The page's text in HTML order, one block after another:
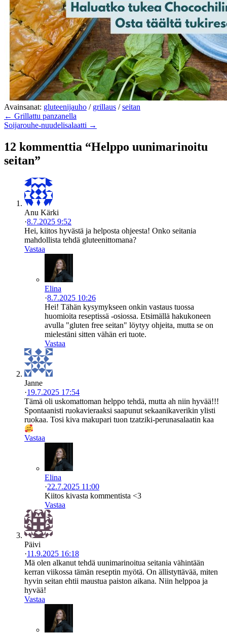
Avainsanat: gluteenijauho / grillaus /seitan
← Grillattu panzanella
Soijarouhe-nuudelisalaatti →
12 kommenttia “Helppo uunimarinoitu
seitan”
Anu Kärki
·8.7.2025 9:52
Hei, kiitos hyvästä ja helposta ohjeesta! Onko seitania
mahdollista tehdä gluteenittomana?
Vastaa
Elina
·8.7.2025 10:26
Hei! Tähän kysymykseen onkin vastaus tuossa
huomioita reseptissä -osiossa. Etsimällä hakukoneen
avulla "gluten free seitan" löytyy ohjeita, mutta se on
mielestäni sitten vähän eri tuote.
Vastaa
Janne
·19.7.2025 17:54
Tämä oli uskomattoman helppo tehdä, mutta ah niin hyvää!!!
Spontaanisti ruokavieraaksi saapunut sekaanikaverikin ylisti
ruokaa. Tosi kiva makupari tuon tzatziki-perunasalaatin kaa
Vastaa
Elina
·22.7.2025 11:00
Kiitos kivasta kommentista <3
Vastaa
Päivi
·11.9.2025 16:18
Mä olen alkanut tehdä uunimarinoitua seitania vähintään
kerran viikossa tämän reseptin myötä. On ällistyttävää, miten
hyvin seitan ehtii maustua paiston aikana. Niin helppoa ja
hyvää!
Vastaa